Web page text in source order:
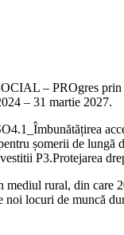
– PROgres
– 31 martie 2027.
șomerii de lungă
P3.Protejarea
rural, din care
noi locuri de muncă